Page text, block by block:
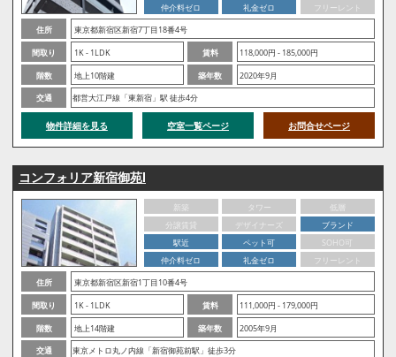
仲介料ゼロ
礼金ゼロ
フリーレント
住所
東京都新宿区新宿7丁目18番4号
間取り
1K - 1LDK 賃料
118,000円 - 185,000円
階数
地上10階建 築年数
2020年9月
交通
都営大江戸線「東新宿」駅 徒歩4分
物件詳細を見る 空室一覧ページ お問合せページ
コンフォリア新宿御苑Ⅰ
新築 タワー
低層
分譲賃貸
デザイナーズ
ブランド
駅近
ペット可
SOHO可
仲介料ゼロ
礼金ゼロ
フリーレント
住所
東京都新宿区新宿1丁目10番4号
間取り
1K - 1LDK 賃料
111,000円 - 179,000円
階数
地上14階建 築年数
2005年9月
交通
東京メトロ丸ノ内線「新宿御苑前駅」徒歩3分